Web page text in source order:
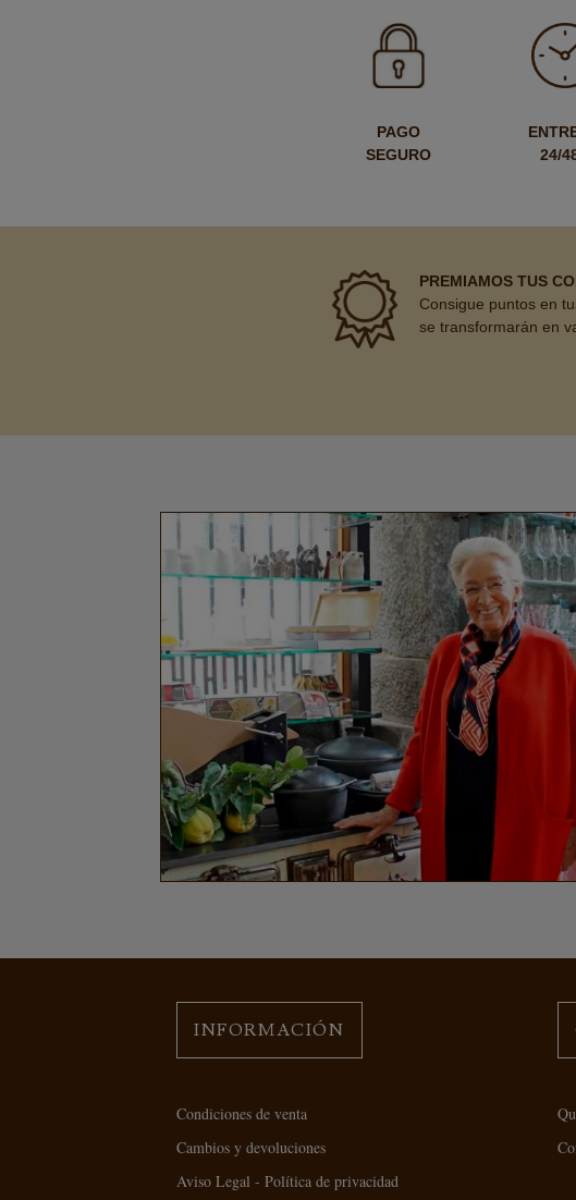
PAGO
SEGURO
24/
PREMIAMOS TUS
Consigue puntos en
se transformarán en
INFORMACIÓN
Condiciones de venta
Cambios y devoluciones
Aviso Legal - Política de privacidad